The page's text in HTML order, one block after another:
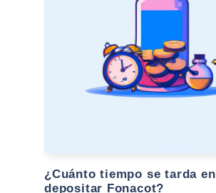
¿Cuánto tiempo se tarda en
depositar Fonacot?